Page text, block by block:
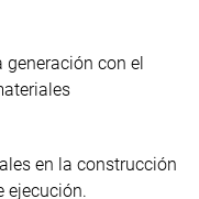
con el
en la construcción
ejecución.